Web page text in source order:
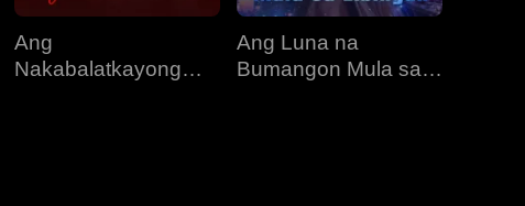
Ang
Nakabalatkayong
Ang Luna na
Bumangon Mula sa